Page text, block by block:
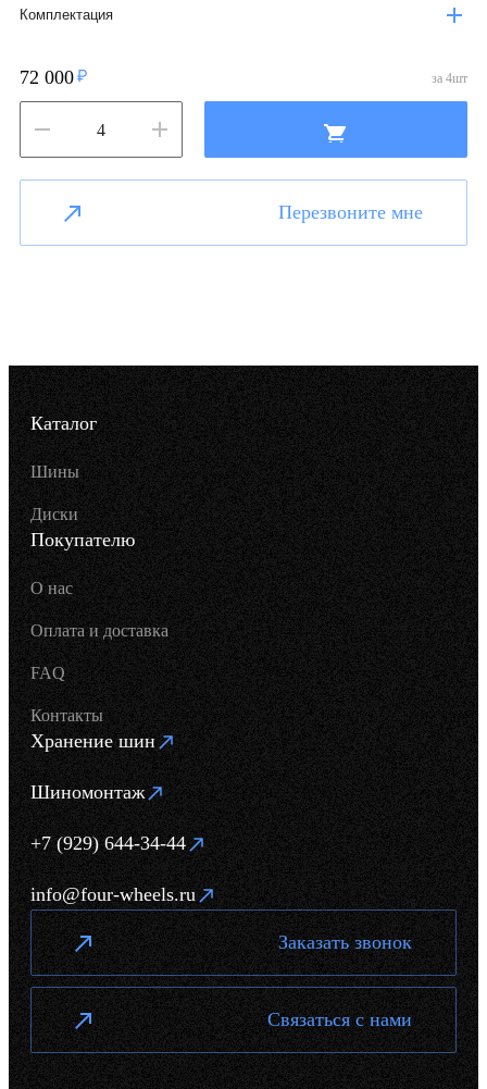
Комплектация
72 000 за 4шт
Перезвоните мне
Каталог
Шины
Диски
Покупателю
О нас
Оплата и доставка
FAQ
Контакты
Хранение шин
Шиномонтаж
+7 (929) 644-34-44
info@four-wheels.ru
Заказать звонок
Связаться с нами